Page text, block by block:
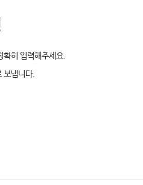
확히 입력해주세요.
보냅니다.